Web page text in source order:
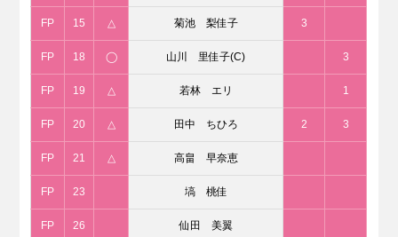
FP 15 △ 菊池 梨佳子 3
FP 18 ◯ 山川 里佳子(C) 3
FP 19 △ 若林 エリ 1
FP 20 △ 田中 ちひろ 2 3
FP 21 △ 高畠 早奈恵
FP 23 塙 桃佳
FP 26 仙田 美翼